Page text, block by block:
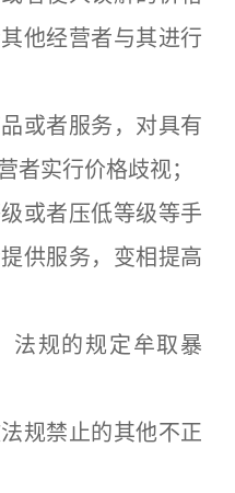
他经营者与其进行
者服务，对具有
者实行价格歧视；
者压低等级等手
供服务，变相提高
规的规定牟取暴
禁止的其他不正